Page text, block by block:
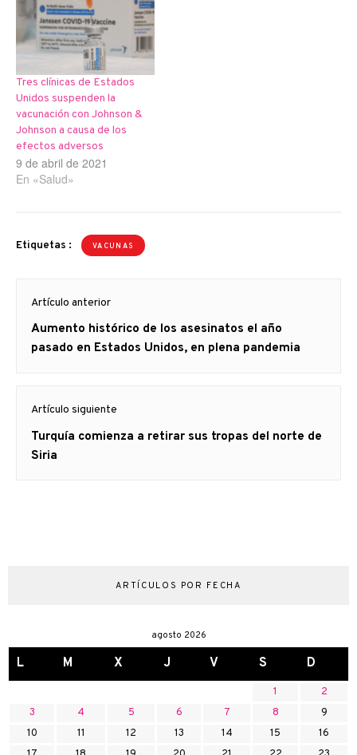
Tres clínicas de Estados
Unidos suspenden la
vacunación con Johnson &
Johnson a causa de los
efectos adversos
9 de abril de 2021
En «Salud»
Etiquetas : VACUNAS
de
entradas
Artículo anterior
Artículo
anterior
Aumento histórico de los asesinatos el año
pasado en Estados Unidos, en plena pandemia
Artículo siguiente
Artículo
siguiente:
Turquía comienza a retirar sus tropas del norte de
Siria
ARTÍCULOS POR FECHA
agosto 2026
L M X J V S D
1
2
3
4 5 6 7 8
9
10
11 12 13 14 15
16